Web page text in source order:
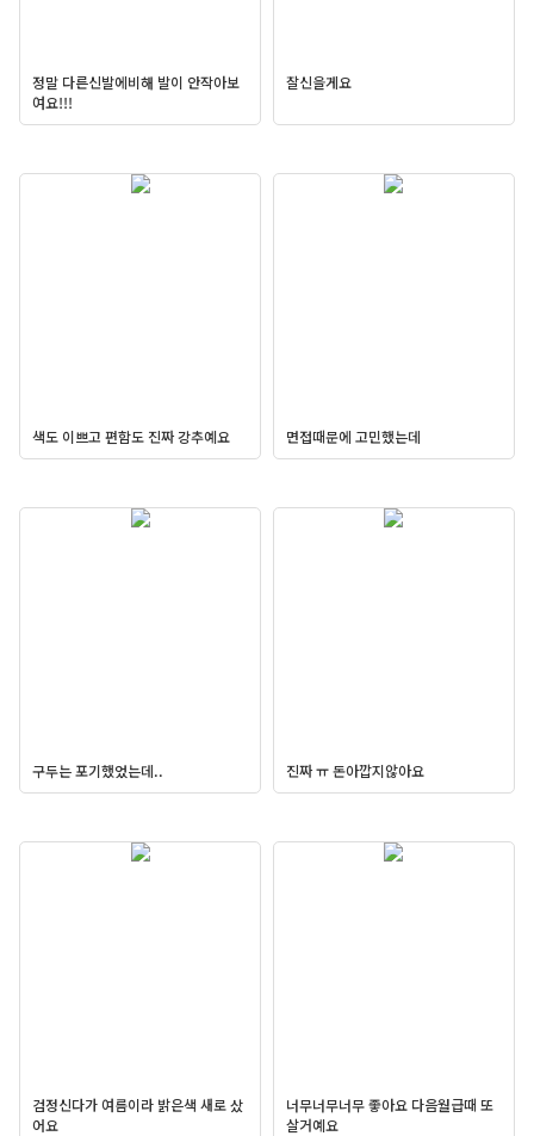
정말 다른신발에비해 발이 안작아보
여요!!!
잘신을게요
색도 이쁘고 편함도 진짜 강추예요 면접때문에 고민했는데
구두는 포기했었는데.. 진짜 ㅠ 돈아깝지않아요
검정신다가 여름이라 밝은색 새로 샀
어요
너무너무너무 좋아요 다음월급때 또
살거예요